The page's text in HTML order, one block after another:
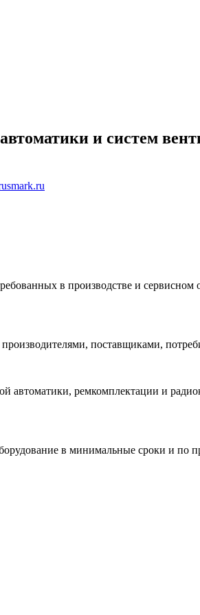
и систем
в производстве и сервисном
поставщиками,
автоматики, ремкомплектации и
в минимальные сроки и по